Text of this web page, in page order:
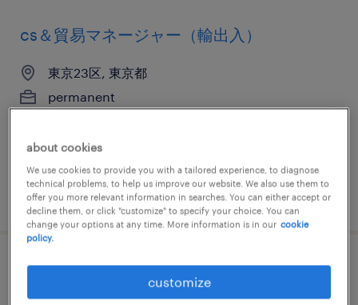
cs＆貿易マネージャー（輸出入）
東京23区, 東京都
permanent
1,200万円
posted 5 november 2025
物流・ロジスティクスの仕分け・ピッキン
グ・梱包、検品
about cookies
We use cookies to provide you with a tailored experience, to diagnose
technical problems, to help us improve our website. We also use them to
offer you more relevant information in searches. You can either accept or
decline them, or click "customize" to specify your choice. You can
change your options at any time. More information is in our cookie
policy.
customize